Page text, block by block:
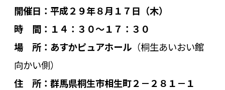
開催日：平成２９年８月１７日（木）
時 間：１４：３０～１７：３０
場 所：あすかピュアホール（桐生あいおい館
向かい側）
住 所：群馬県桐生市相生町２－２８１－１